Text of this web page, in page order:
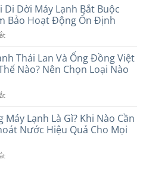
2026
Chi
Tiết
Khi
Chọn
Năm
Daphaco:
Nên
Loại
Cho
Máy
2026?
1
Pha
Và
CB
Pha
Khác
Thế
Máy
Lạnh
Loại
Dời Máy Lạnh Bắt Buộc
Bảo Hoạt Động Ổn Định
ở
Vật
Tư
Khi
Dời
Lạnh
Bắt
Buộc
Thay
Thái Lan Và Ống Đồng Việt
Nào? Nên Chọn Loại Nào
ở
Đồng
Máy
Lạnh
Lan
Lạnh Là Gì? Khi Nào Cần
Nước Hiệu Quả Cho Mọi
ở